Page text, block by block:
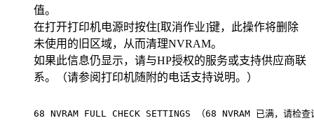
值。
在打开打印机电源时按住[取消作业]键，此操作将删除
未使用的旧区域，从而清理NVRAM。
如果此信息仍显示，请与HP授权的服务或支持供应商联
系。（请参阅打印机随附的电话支持说明。）
68 NVRAM FULL CHECK